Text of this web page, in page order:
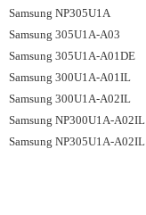
Samsung NP305U1A
Samsung 305U1A-A03
Samsung 305U1A-A01DE
Samsung 300U1A-A01IL
Samsung 300U1A-A02IL
Samsung NP300U1A-A02IL
Samsung NP305U1A-A02IL